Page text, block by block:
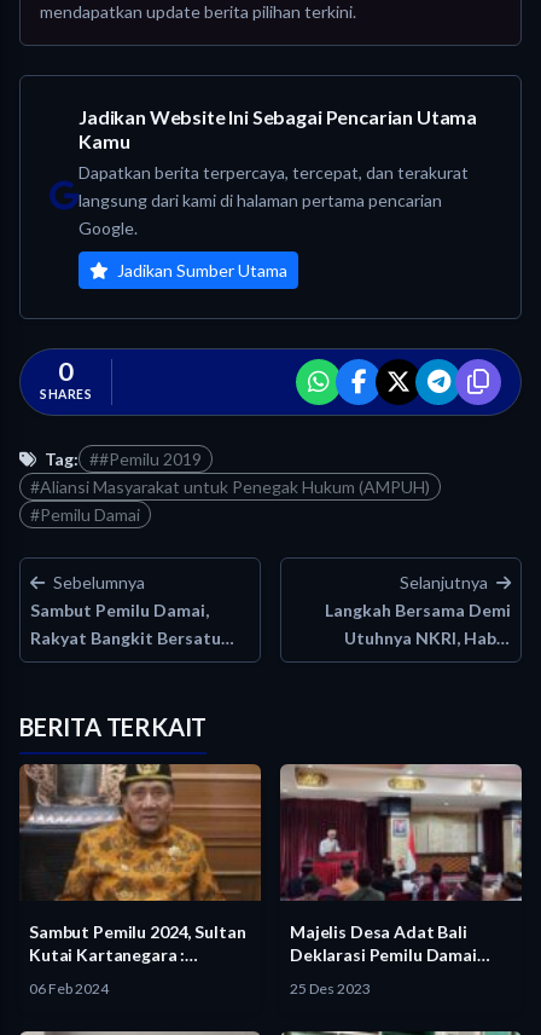
mendapatkan update berita pilihan terkini.
Jadikan Website Ini Sebagai Pencarian Utama
Kamu
Dapatkan berita terpercaya, tercepat, dan terakurat
langsung dari kami di halaman pertama pencarian
Google.
Jadikan Sumber Utama
0
SHARES
Tag: ##Pemilu 2019
#Aliansi Masyarakat untuk Penegak Hukum (AMPUH)
#Pemilu Damai
Sebelumnya
Sambut Pemilu Damai,
Rakyat Bangkit Bersatu
Ajak…
Selanjutnya
Langkah Bersama Demi
Utuhnya NKRI, Habib
Husen…
BERITA TERKAIT
Sambut Pemilu 2024, Sultan
Kutai Kartanegara :
06 Feb 2024
Majelis Desa Adat Bali
Deklarasi Pemilu Damai
25 Des 2023